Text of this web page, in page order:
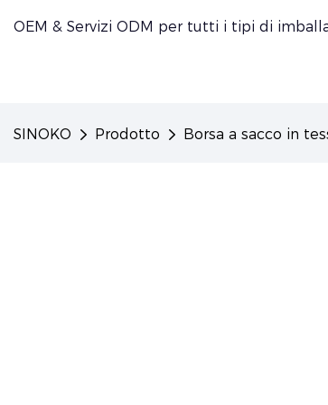
OEM & Servizi ODM per tutti i tipi di
SINOKO Prodotto Borsa a sacco in